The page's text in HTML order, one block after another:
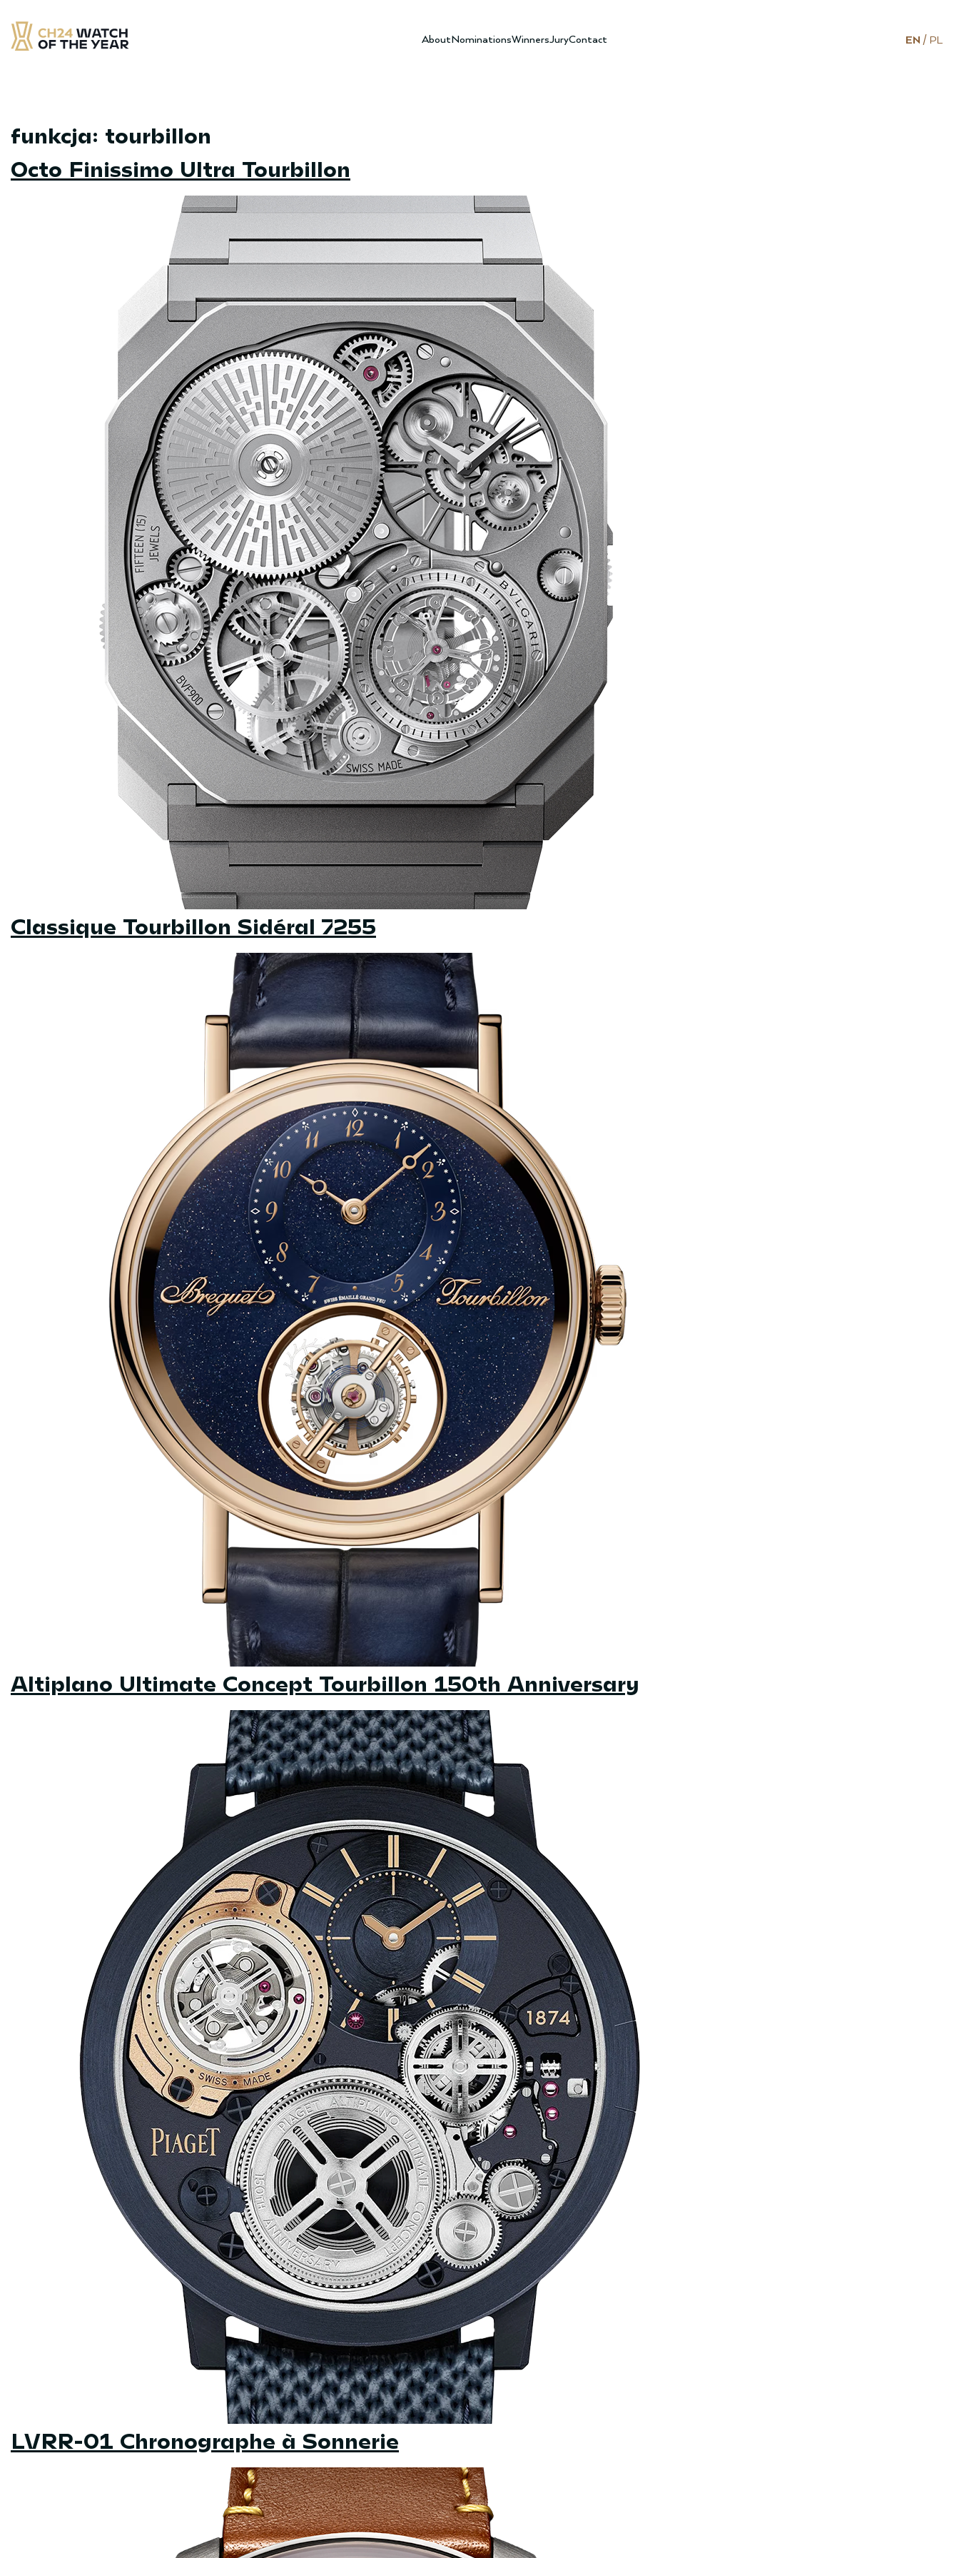
to
content
AboutNominationsWinnersJuryContact EN PL
funkcja: tourbillon
Octo Finissimo Ultra Tourbillon
Classique Tourbillon Sidéral 7255
Altiplano Ultimate Concept Tourbillon 150th Anniversary
LVRR-01 Chronographe à Sonnerie